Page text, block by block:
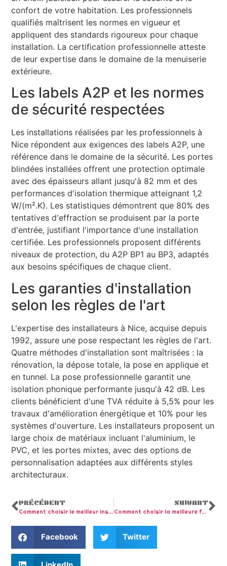
confort de votre habitation. Les professionnels
qualifiés maîtrisent les normes en vigueur et
appliquent des standards rigoureux pour chaque
installation. La certification professionnelle atteste
de leur expertise dans le domaine de la menuiserie
extérieure.
Les labels A2P et les normes
de sécurité respectées
Les installations réalisées par les professionnels à
Nice répondent aux exigences des labels A2P, une
référence dans le domaine de la sécurité. Les portes
blindées installées offrent une protection optimale
avec des épaisseurs allant jusqu'à 82 mm et des
performances d'isolation thermique atteignant 1,2
W/(m².K). Les statistiques démontrent que 80% des
tentatives d'effraction se produisent par la porte
d'entrée, justifiant l'importance d'une installation
certifiée. Les professionnels proposent différents
niveaux de protection, du A2P BP1 au BP3, adaptés
aux besoins spécifiques de chaque client.
Les garanties d'installation
selon les règles de l'art
L'expertise des installateurs à Nice, acquise depuis
1992, assure une pose respectant les règles de l'art.
Quatre méthodes d'installation sont maîtrisées : la
rénovation, la dépose totale, la pose en applique et
en tunnel. La pose professionnelle garantit une
isolation phonique performante jusqu'à 42 dB. Les
clients bénéficient d'une TVA réduite à 5,5% pour les
travaux d'amélioration énergétique et 10% pour les
systèmes d'ouverture. Les installateurs proposent un
large choix de matériaux incluant l'aluminium, le
PVC, et les portes mixtes, avec des options de
personnalisation adaptées aux différents styles
architecturaux.
PRÉCÉDENT
Comment choisir le meilleur installateur de fenêtre à Nice pour votre projet
SUIVANT
Comment choisir la meilleure fendeuse à bois pour vos besoins forestiers
Facebook Twitter